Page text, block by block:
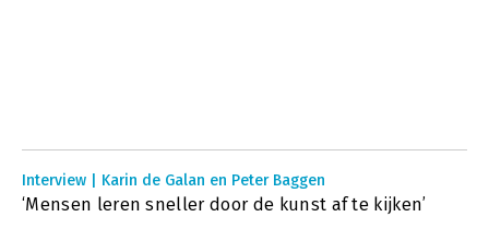
Interview | Karin de Galan en Peter Baggen
‘Mensen leren sneller door de kunst af te kijken’